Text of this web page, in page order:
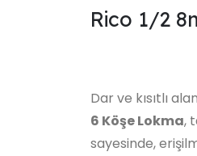
Rico 1/2
Dar ve kısıtlı
6 Köşe Lokma,
sayesinde,